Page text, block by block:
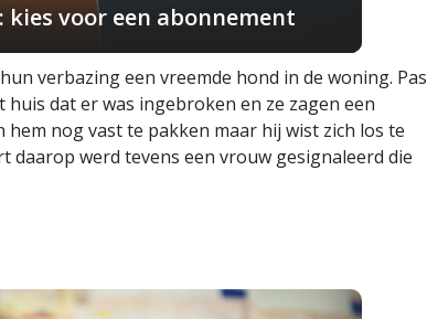
voor een abonnement
verbazing een vreemde hond in de woning. Pas
dat er was ingebroken en ze zagen een
nog vast te pakken maar hij wist zich los te
werd tevens een vrouw gesignaleerd die